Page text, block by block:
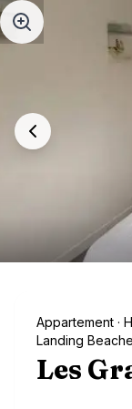
Aller au contenu
Appartement ·
Landing
Les